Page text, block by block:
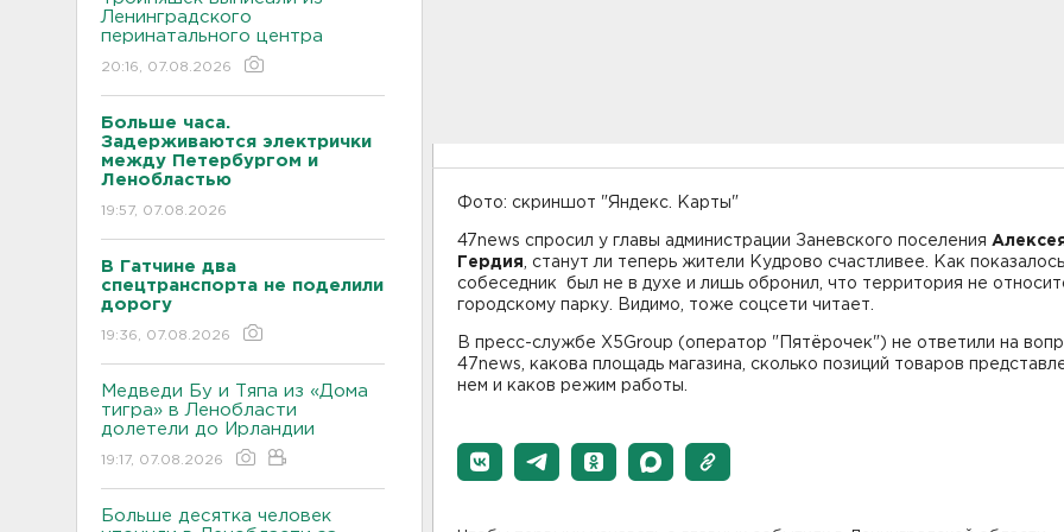
Ленинградского
перинатального центра
20:16, 07.08.2026
Больше часа.
Задерживаются электрички
между Петербургом и
Ленобластью
19:57, 07.08.2026
В Гатчине два
спецтранспорта не поделили
дорогу
19:36, 07.08.2026
Медведи Бу и Тяпа из «Дома
тигра» в Ленобласти
долетели до Ирландии
19:17, 07.08.2026
Больше десятка человек
Фото: скриншот "Яндекс. Карты"
47news спросил у главы администрации Заневского поселения
Гердия , станут ли теперь жители Кудрово счастливее. Как показалось,
собеседник был не в духе и лишь обронил, что территория не
городскому парку. Видимо, тоже соцсети читает.
В пресс-службе X5Group (оператор "Пятёрочек") не ответили на
47news, какова площадь магазина, сколько позиций товаров
нем и каков режим работы.